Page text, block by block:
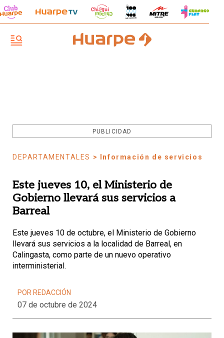
PUBLICIDAD
DEPARTAMENTALES > Información de servicios
Este jueves 10, el Ministerio de
Gobierno llevará sus servicios a
Barreal
Este jueves 10 de octubre, el Ministerio de Gobierno
llevará sus servicios a la localidad de Barreal, en
Calingasta, como parte de un nuevo operativo
interministerial.
POR REDACCIÓN
07 de octubre de 2024